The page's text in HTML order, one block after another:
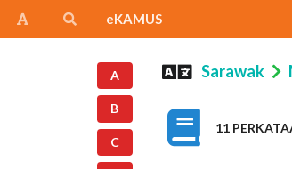
eKAMUS
A
B
C
Sarawak
11